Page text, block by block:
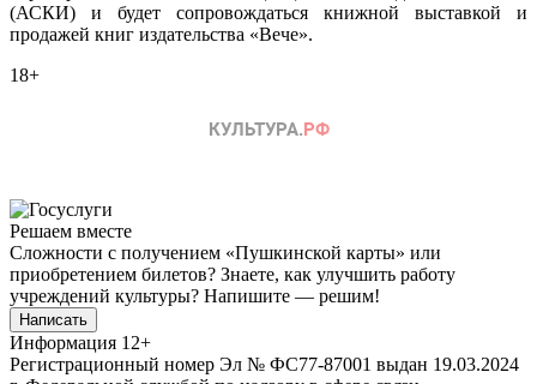
(АСКИ) и будет сопровождаться книжной выставкой и
продажей книг издательства «Вече».
18+
Решаем вместе
Сложности с получением «Пушкинской карты» или
приобретением билетов? Знаете, как улучшить работу
учреждений культуры? Напишите — решим!
Написать
Информация 12+
Регистрационный номер Эл № ФС77-87001 выдан 19.03.2024